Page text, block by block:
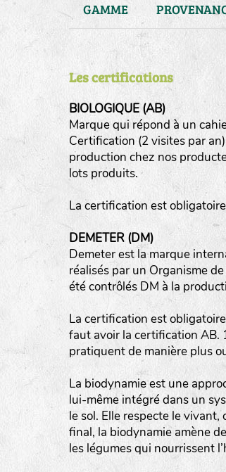
GAMME
Les certifications
BIOLOGIQUE (AB)
Marque qui répond à un
Certification (2 visites par
production chez nos
lots produits.
La certification est
DEMETER (DM)
Demeter est la marque
réalisés par un Organisme
été contrôlés DM à la
La certification est
faut avoir la certification AB.
pratiquent de manière plus
La biodynamie est une
lui-même intégré dans un
le sol. Elle respecte le
final, la biodynamie amène
les légumes qui nourrissent
haies
zone sauvage
mare
tas de compost
fleurs
animaux
animaux sauvages